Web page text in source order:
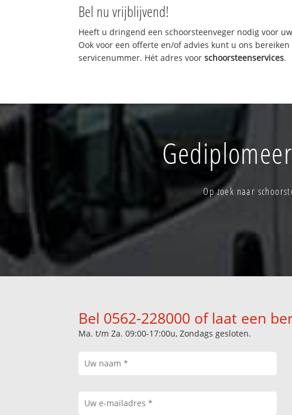
Bel nu vrijblijvend!
Heeft u dringend een schoorsteenveger nodig voor
Ook voor een offerte en/of advies kunt u ons
servicenummer. Hét adres voorschoorsteenservices.
Op zoek naar
Bel 0562-228000 of laat een
Ma. t/m Za. 09:00-17:00u, Zondags gesloten.